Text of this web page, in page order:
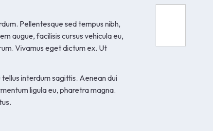
Pellentesque sed tempus nibh,
augue, facilisis cursus vehicula eu,
Vivamus eget dictum ex. Ut
interdum sagittis. Aenean dui
ligula eu, pharetra magna.